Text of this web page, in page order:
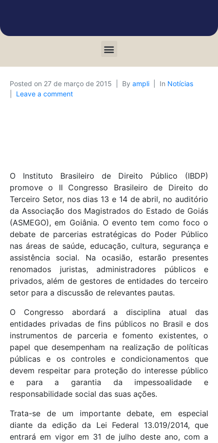
Posted on 27 de março de 2015 By ampli In Notícias
Leave a comment
O Instituto Brasileiro de Direito Público (IBDP)
promove o II Congresso Brasileiro de Direito do
Terceiro Setor, nos dias 13 e 14 de abril, no auditório
da Associação dos Magistrados do Estado de Goiás
(ASMEGO), em Goiânia. O evento tem como foco o
debate de parcerias estratégicas do Poder Público
nas áreas de saúde, educação, cultura, segurança e
assistência social. Na ocasião, estarão presentes
renomados juristas, administradores públicos e
privados, além de gestores de entidades do terceiro
setor para a discussão de relevantes pautas.
O Congresso abordará a disciplina atual das
entidades privadas de fins públicos no Brasil e dos
instrumentos de parceria e fomento existentes, o
papel que desempenham na realização de políticas
públicas e os controles e condicionamentos que
devem respeitar para proteção do interesse público
e para a garantia da impessoalidade e
responsabilidade social das suas ações.
Trata-se de um importante debate, em especial
diante da edição da Lei Federal 13.019/2014, que
entrará em vigor em 31 de julho deste ano, com a